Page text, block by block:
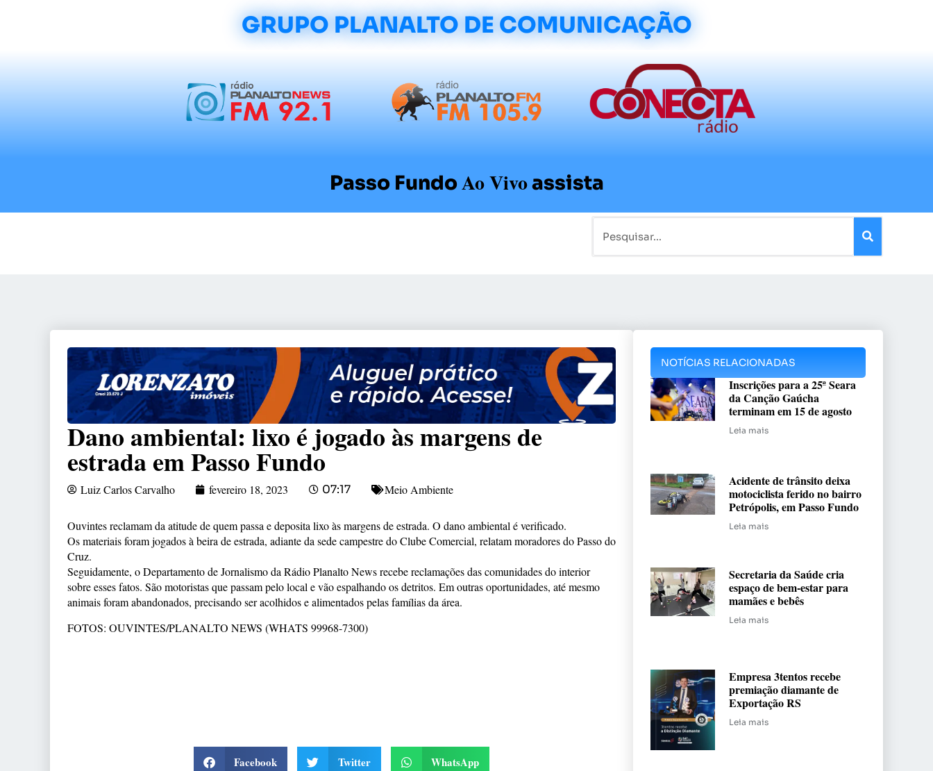
GRUPO PLANALTO DE COMUNICAÇÃO
Passo FundoAo Vivoassista
Dano ambiental: lixo é jogado às margens de
estrada em Passo Fundo
Luiz Carlos Carvalho fevereiro 18, 2023 07:17 Meio Ambiente
Ouvintes reclamam da atitude de quem passa e deposita lixo às margens de estrada. O dano ambiental é verificado.
Os materiais foram jogados à beira de estrada, adiante da sede campestre do Clube Comercial, relatam moradores do Passo do
Cruz.
Seguidamente, o Departamento de Jornalismo da Rádio Planalto News recebe reclamações das comunidades do interior
sobre esses fatos. São motoristas que passam pelo local e vão espalhando os detritos. Em outras oportunidades, até mesmo
animais foram abandonados, precisando ser acolhidos e alimentados pelas famílias da área.
FOTOS: OUVINTES/PLANALTO NEWS (WHATS 99968-7300)
Facebook Twitter WhatsApp
NOTÍCIAS RELACIONADAS
Inscrições para a 25ª Seara
da Canção Gaúcha
terminam em 15 de agosto
Leia mais
Acidente de trânsito deixa
motociclista ferido no bairro
Petrópolis, em Passo Fundo
Leia mais
Secretaria da Saúde cria
espaço de bem-estar para
mamães e bebês
Leia mais
Empresa 3tentos recebe
premiação diamante de
Exportação RS
Leia mais